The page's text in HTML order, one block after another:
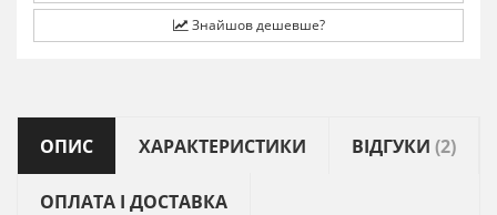
Знайшов дешевше?
ОПИС ХАРАКТЕРИСТИКИ ВІДГУКИ (2)
ОПЛАТА І ДОСТАВКА